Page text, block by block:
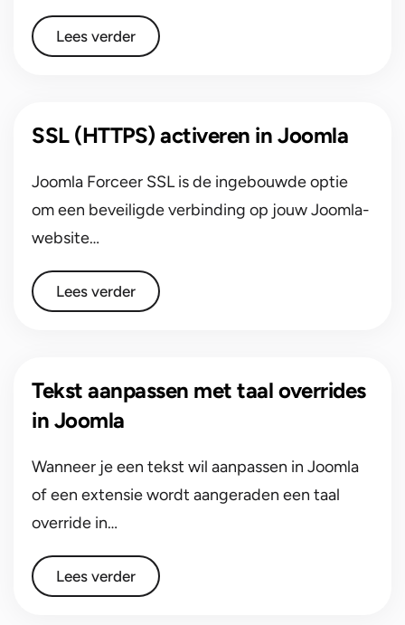
Lees verder
SSL (HTTPS) activeren in Joomla
Joomla Forceer SSL is de ingebouwde optie
om een beveiligde verbinding op jouw Joomla-
website…
Lees verder
Tekst aanpassen met taal overrides
in Joomla
Wanneer je een tekst wil aanpassen in Joomla
of een extensie wordt aangeraden een taal
override in…
Lees verder